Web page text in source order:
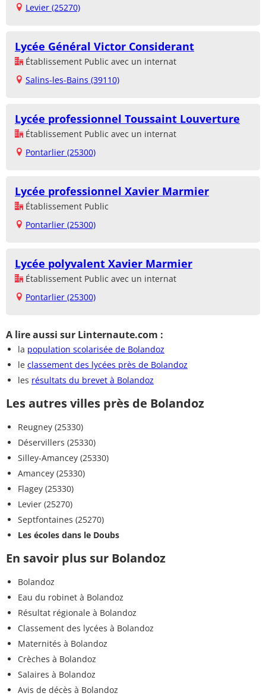
Levier (25270)
Lycée Général Victor Considerant
Établissement Public avec un internat
Salins-les-Bains (39110)
Lycée professionnel Toussaint Louverture
Établissement Public avec un internat
Pontarlier (25300)
Lycée professionnel Xavier Marmier
Établissement Public
Pontarlier (25300)
Lycée polyvalent Xavier Marmier
Établissement Public avec un internat
Pontarlier (25300)
A lire aussi sur Linternaute.com :
la population scolarisée de Bolandoz
le classement des lycées près de Bolandoz
les résultats du brevet à Bolandoz
Les autres villes près de Bolandoz
Reugney (25330)
Déservillers (25330)
Silley-Amancey (25330)
Amancey (25330)
Flagey (25330)
Levier (25270)
Septfontaines (25270)
Les écoles dans le Doubs
En savoir plus sur Bolandoz
Bolandoz
Eau du robinet à Bolandoz
Résultat régionale à Bolandoz
Classement des lycées à Bolandoz
Maternités à Bolandoz
Crèches à Bolandoz
Salaires à Bolandoz
Avis de décès à Bolandoz